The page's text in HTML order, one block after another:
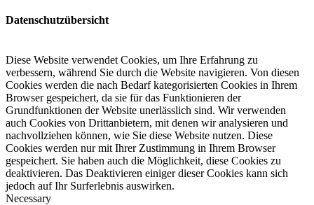
Datenschutzübersicht
Diese Website verwendet Cookies, um Ihre Erfahrung zu
verbessern, während Sie durch die Website navigieren. Von diesen
Cookies werden die nach Bedarf kategorisierten Cookies in Ihrem
Browser gespeichert, da sie für das Funktionieren der
Grundfunktionen der Website unerlässlich sind. Wir verwenden
auch Cookies von Drittanbietern, mit denen wir analysieren und
nachvollziehen können, wie Sie diese Website nutzen. Diese
Cookies werden nur mit Ihrer Zustimmung in Ihrem Browser
gespeichert. Sie haben auch die Möglichkeit, diese Cookies zu
deaktivieren. Das Deaktivieren einiger dieser Cookies kann sich
jedoch auf Ihr Surferlebnis auswirken.
Necessary